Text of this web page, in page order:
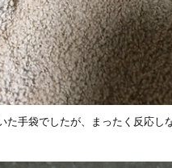
た手袋でしたが、まったく反応し